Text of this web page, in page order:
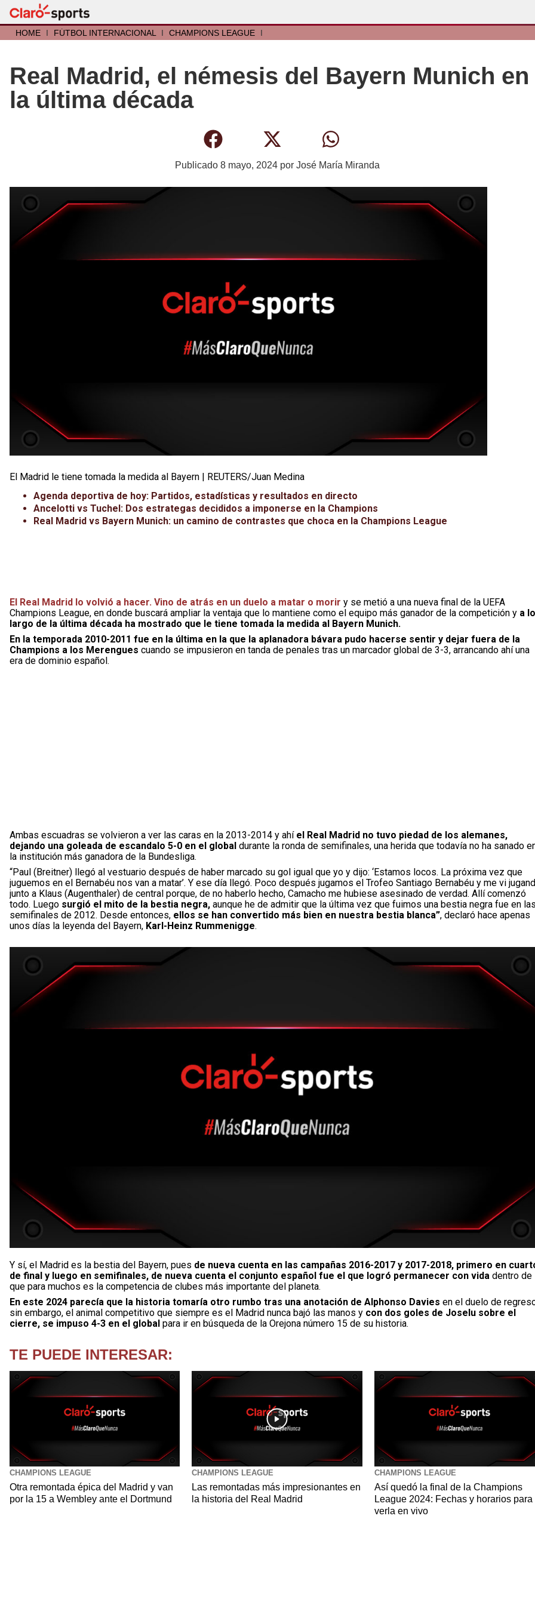
HOME I FÚTBOL INTERNACIONAL I CHAMPIONS LEAGUE I
Real Madrid, el némesis del Bayern Munich en
la última década
Publicado 8 mayo, 2024por José María Miranda
El Madrid le tiene tomada la medida al Bayern | REUTERS/Juan Medina
Agenda deportiva de hoy: Partidos, estadísticas y resultados en directo
Ancelotti vs Tuchel: Dos estrategas decididos a imponerse en la Champions
Real Madrid vs Bayern Munich: un camino de contrastes que choca en la Champions League
El Real Madrid lo volvió a hacer. Vino de atrás en un duelo a matar o morir y se metió a una nueva final de la UEFA
Champions League, en donde buscará ampliar la ventaja que lo mantiene como el equipo más ganador de la competición y a lo
largo de la última década ha mostrado que le tiene tomada la medida al Bayern Munich.
En la temporada 2010-2011 fue en la última en la que la aplanadora bávara pudo hacerse sentir y dejar fuera de la
Champions a los Merengues cuando se impusieron en tanda de penales tras un marcador global de 3-3, arrancando ahí una
era de dominio español.
Ambas escuadras se volvieron a ver las caras en la 2013-2014 y ahí el Real Madrid no tuvo piedad de los alemanes,
dejando una goleada de escandalo 5-0 en el global durante la ronda de semifinales, una herida que todavía no ha sanado
la institución más ganadora de la Bundesliga.
“Paul (Breitner) llegó al vestuario después de haber marcado su gol igual que yo y dijo: ‘Estamos locos. La próxima vez que
juguemos en el Bernabéu nos van a matar’. Y ese día llegó. Poco después jugamos el Trofeo Santiago Bernabéu y me vi
junto a Klaus (Augenthaler) de central porque, de no haberlo hecho, Camacho me hubiese asesinado de verdad. Allí comenzó
todo. Luego surgió el mito de la bestia negra, aunque he de admitir que la última vez que fuimos una bestia negra fue en las
semifinales de 2012. Desde entonces, ellos se han convertido más bien en nuestra bestia blanca”, declaró hace apenas
unos días la leyenda del Bayern, Karl-Heinz Rummenigge.
Y sí, el Madrid es la bestia del Bayern, pues de nueva cuenta en las campañas 2016-2017 y 2017-2018, primero en
de final y luego en semifinales, de nueva cuenta el conjunto español fue el que logró permanecer con vida dentro de
que para muchos es la competencia de clubes más importante del planeta.
En este 2024 parecía que la historia tomaría otro rumbo tras una anotación de Alphonso Davies en el duelo de
sin embargo, el animal competitivo que siempre es el Madrid nunca bajó las manos y con dos goles de Joselu sobre el
cierre, se impuso 4-3 en el global para ir en búsqueda de la Orejona número 15 de su historia.
TE PUEDE INTERESAR:
CHAMPIONS LEAGUE
Otra remontada épica del Madrid y van
por la 15 a Wembley ante el Dortmund
CHAMPIONS LEAGUE
Las remontadas más impresionantes en
la historia del Real Madrid
CHAMPIONS LEAGUE
Así quedó la final de la Champions
League 2024: Fechas y horarios para
verla en vivo